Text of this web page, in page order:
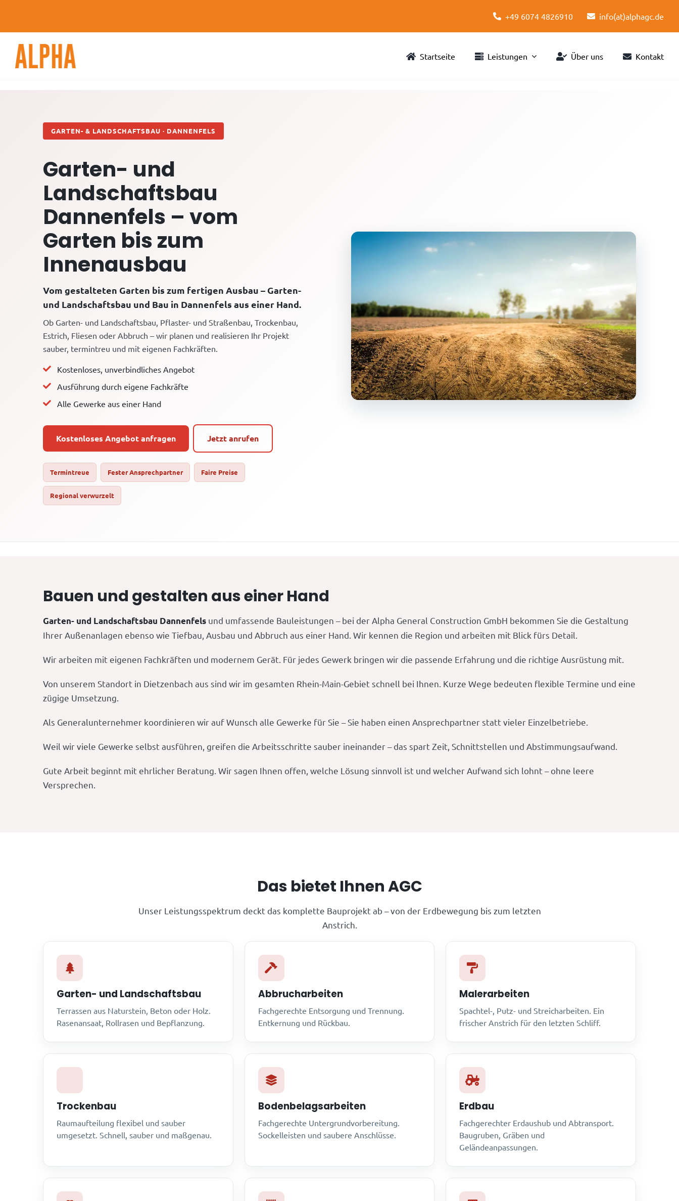
content
+49 6074 4826910 info(at)alphagc.de
Startseite Leistungen Über uns Kontakt
GARTEN- & LANDSCHAFTSBAU · DANNENFELS
Garten- und
Landschaftsbau
Dannenfels – vom
Garten bis zum
Innenausbau
Vom gestalteten Garten bis zum fertigen Ausbau – Garten-
und Landschaftsbau und Bau in Dannenfels aus einer Hand.
Ob Garten- und Landschaftsbau, Pflaster- und Straßenbau, Trockenbau,
Estrich, Fliesen oder Abbruch – wir planen und realisieren Ihr Projekt
sauber, termintreu und mit eigenen Fachkräften.
Kostenloses, unverbindliches Angebot
Ausführung durch eigene Fachkräfte
Alle Gewerke aus einer Hand
Kostenloses Angebot anfragen Jetzt anrufen
Termintreue Fester Ansprechpartner Faire Preise
Regional verwurzelt
Bauen und gestalten aus einer Hand
Garten- und Landschaftsbau Dannenfels und umfassende Bauleistungen – bei der Alpha General Construction GmbH bekommen Sie die Gestaltung
Ihrer Außenanlagen ebenso wie Tiefbau, Ausbau und Abbruch aus einer Hand. Wir kennen die Region und arbeiten mit Blick fürs Detail.
Wir arbeiten mit eigenen Fachkräften und modernem Gerät. Für jedes Gewerk bringen wir die passende Erfahrung und die richtige Ausrüstung mit.
Von unserem Standort in Dietzenbach aus sind wir im gesamten Rhein-Main-Gebiet schnell bei Ihnen. Kurze Wege bedeuten flexible Termine und eine
zügige Umsetzung.
Als Generalunternehmer koordinieren wir auf Wunsch alle Gewerke für Sie – Sie haben einen Ansprechpartner statt vieler Einzelbetriebe.
Weil wir viele Gewerke selbst ausführen, greifen die Arbeitsschritte sauber ineinander – das spart Zeit, Schnittstellen und Abstimmungsaufwand.
Gute Arbeit beginnt mit ehrlicher Beratung. Wir sagen Ihnen offen, welche Lösung sinnvoll ist und welcher Aufwand sich lohnt – ohne leere
Versprechen.
Das bietet Ihnen AGC
Unser Leistungsspektrum deckt das komplette Bauprojekt ab – von der Erdbewegung bis zum letzten
Anstrich.
Garten- und Landschaftsbau
Terrassen aus Naturstein, Beton oder Holz.
Rasenansaat, Rollrasen und Bepflanzung.
Abbrucharbeiten
Fachgerechte Entsorgung und Trennung.
Entkernung und Rückbau.
Malerarbeiten
Spachtel-, Putz- und Streicharbeiten. Ein
frischer Anstrich für den letzten Schliff.
Trockenbau
Raumaufteilung flexibel und sauber
umgesetzt. Schnell, sauber und maßgenau.
Bodenbelagsarbeiten
Fachgerechte Untergrundvorbereitung.
Sockelleisten und saubere Anschlüsse.
Erdbau
Fachgerechter Erdaushub und Abtransport.
Baugruben, Gräben und
Geländeanpassungen.